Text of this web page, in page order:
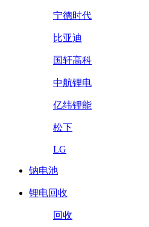
宁德时代
比亚迪
国轩高科
中航锂电
亿纬锂能
松下
LG
钠电池
锂电回收
回收